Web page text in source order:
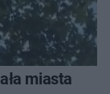
miasta